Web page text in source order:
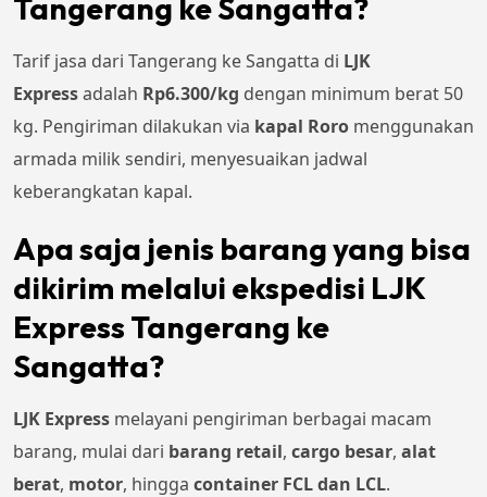
Tangerang ke Sangatta?
Tarif jasa dari Tangerang ke Sangatta di LJK
Expressadalah Rp6.300/kg dengan minimum berat 50
kg. Pengiriman dilakukan via kapal Roro menggunakan
armada milik sendiri, menyesuaikan jadwal
keberangkatan kapal.
Apa saja jenis barang yang bisa
dikirim melalui ekspedisi LJK
Express Tangerang ke
Sangatta?
LJK Express melayani pengiriman berbagai macam
barang, mulai dari barang retail, cargo besar, alat
berat, motor, hingga container FCL dan LCL.